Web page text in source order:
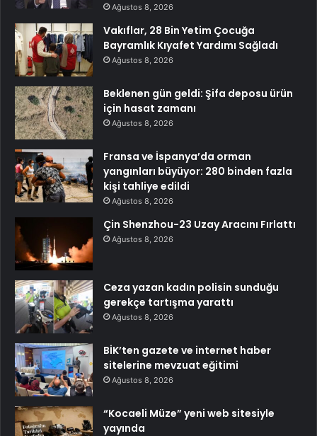
Ağustos 8, 2026
Vakıflar, 28 Bin Yetim Çocuğa
Bayramlık Kıyafet Yardımı Sağladı
Ağustos 8, 2026
Beklenen gün geldi: Şifa deposu ürün
için hasat zamanı
Ağustos 8, 2026
Fransa ve İspanya’da orman
yangınları büyüyor: 280 binden fazla
kişi tahliye edildi
Ağustos 8, 2026
Çin Shenzhou-23 Uzay Aracını Fırlattı
Ağustos 8, 2026
Ceza yazan kadın polisin sunduğu
gerekçe tartışma yarattı
Ağustos 8, 2026
BİK’ten gazete ve internet haber
sitelerine mevzuat eğitimi
Ağustos 8, 2026
“Kocaeli Müze” yeni web sitesiyle
yayında